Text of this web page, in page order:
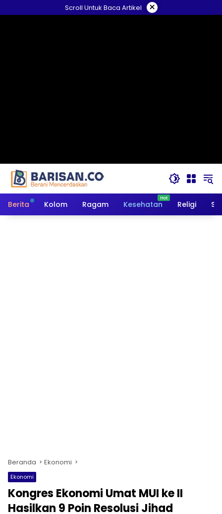
ke
Scroll Untuk Baca Artikel ×
Berita Kolom Ragam Kesehatan Religi
Beranda Ekonomi
Ekonomi
Kongres Ekonomi Umat MUI ke II
Hasilkan 9 Poin Resolusi Jihad